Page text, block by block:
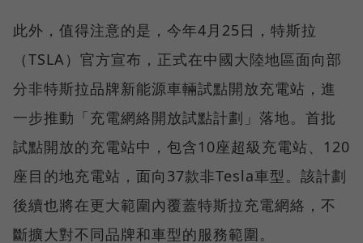
此外，值得注意的是，今年4月25日，特斯拉
（TSLA）官方宣布，正式在中國大陸地區面向部
分非特斯拉品牌新能源車輛試點開放充電站，進
一步推動「充電網絡開放試點計劃」落地。首批
試點開放的充電站中，包含10座超級充電站、120
座目的地充電站，面向37款非Tesla車型。該計劃
後續也將在更大範圍內覆蓋特斯拉充電網絡，不
斷擴大對不同品牌和車型的服務範圍。